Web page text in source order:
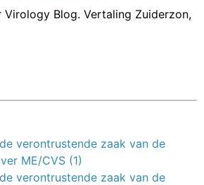
Blog. Vertaling Zuiderzon,
verontrustende zaak van de
ME/CVS (1)
verontrustende zaak van de